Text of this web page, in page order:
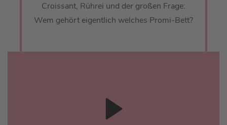
Croissant, Rührei und der großen Frage:
Wem gehört eigentlich welches Promi-Bett?